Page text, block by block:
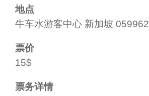
地点
牛车水游客中心 新加坡 059962
票价
15$
票务详情